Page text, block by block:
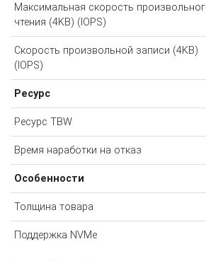
Максимальная скорость
чтения (4KB) (IOPS)
Скорость произвольной записи (4KB)
(IOPS)
Ресурс
Ресурс TBW
Время наработки на отказ
Особенности
Толщина товара
Поддержка NVMe